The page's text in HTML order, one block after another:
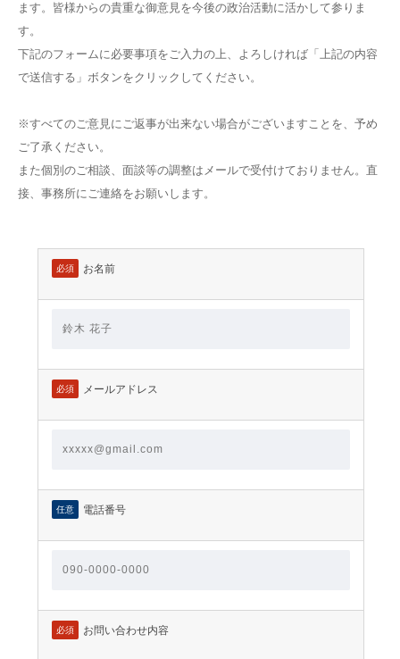
ます。皆様からの貴重な御意見を今後の政治活動に活かして参りま
す。
下記のフォームに必要事項をご入力の上、よろしければ「上記の内容
で送信する」ボタンをクリックしてください。
※すべてのご意見にご返事が出来ない場合がございますことを、予め
ご了承ください。
また個別のご相談、面談等の調整はメールで受付けておりません。直
接、事務所にご連絡をお願いします。
必須 お名前
必須 メールアドレス
任意 電話番号
必須 お問い合わせ内容